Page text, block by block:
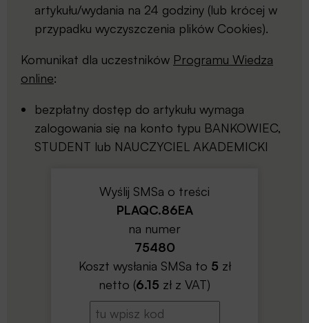
artykułu/wydania na 24 godziny (lub krócej w
przypadku wyczyszczenia plików Cookies).
Komunikat dla uczestników Programu Wiedza
online:
bezpłatny dostęp do artykułu wymaga
zalogowania się na konto typu BANKOWIEC,
STUDENT lub NAUCZYCIEL AKADEMICKI
Wyślij SMSa o treści
PLAQC.86EA
na numer
75480
Koszt wysłania SMSa to 5 zł
netto (6.15 zł z VAT)